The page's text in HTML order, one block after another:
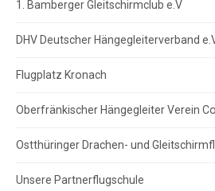
1. Bamberger Gleitschirmclub e.V
DHV Deutscher Hängegleiterverband
Flugplatz Kronach
Oberfränkischer Hängegleiter Verein
Ostthüringer Drachen- und
Unsere Partnerflugschule